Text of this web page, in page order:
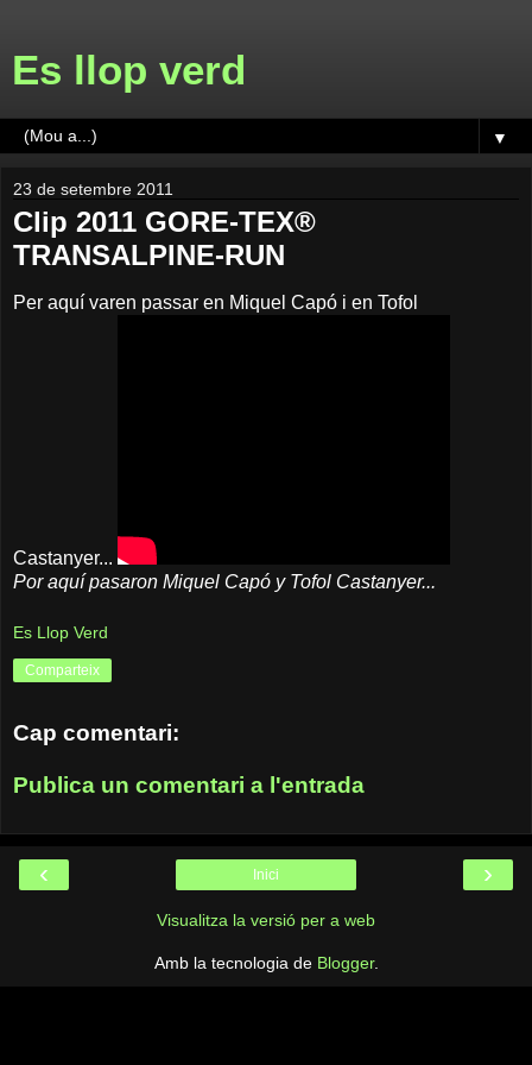
Es llop verd
▼
23 de setembre 2011
Clip 2011 GORE-TEX®
TRANSALPINE-RUN
Per aquí varen passar en Miquel Capó i en Tofol
Castanyer...
Por aquí pasaron Miquel Capó y Tofol Castanyer...
Es Llop Verd
Comparteix
Cap comentari:
Publica un comentari a l'entrada
‹ ›
Inici
Visualitza la versió per a web
Amb la tecnologia de Blogger.